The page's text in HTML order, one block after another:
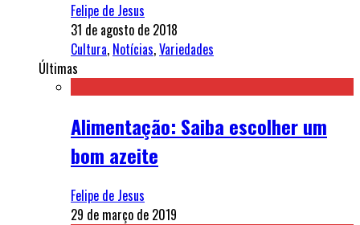
Felipe de Jesus
31 de agosto de 2018
Cultura, Notícias,Variedades
Últimas
Alimentação: Saiba escolher um
bom azeite
Felipe de Jesus
29 de março de 2019